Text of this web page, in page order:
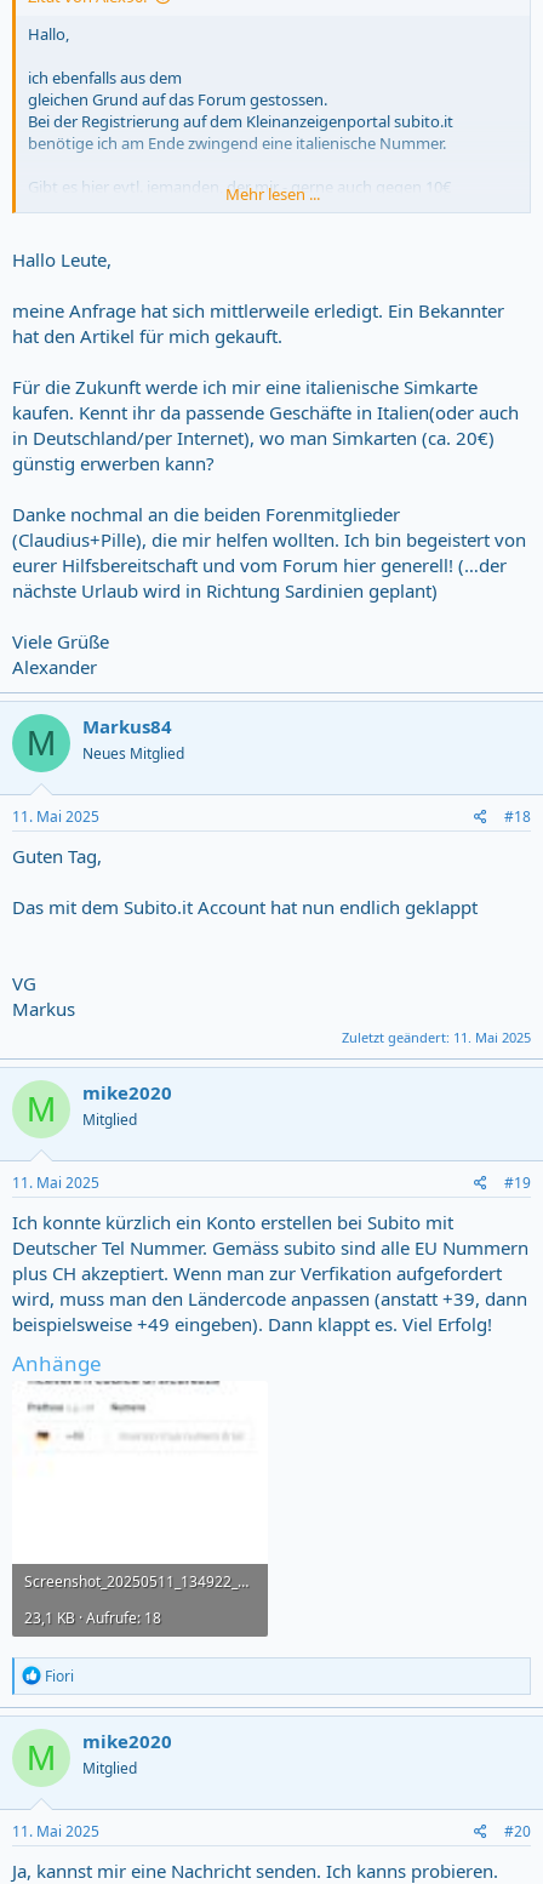
Hallo,
ich ebenfalls aus dem
gleichen Grund auf das Forum gestossen.
Bei der Registrierung auf dem Kleinanzeigenportal subito.it
benötige ich am Ende zwingend eine italienische Nummer.
Gibt es hier evtl. jemanden, der mir - gerne auch gegen 10€
Dem Händler müsste nur per Nachricht meine Emailadresse mit der
Info, dass ich Interesse hätte (mich aber nicht anmelden kann, da in
Ich bin ein bisschen verzweifelt, da es seitens subito.it bisher keine
Artikel (Warenwert 50€) nicht lohnen würde.
Ich hoffe, dass mir hier jemand helfen kann.
Viele Grüße und schon einmal vielen herzlichen Dank.
Mehr lesen ...
Hallo Leute,
meine Anfrage hat sich mittlerweile erledigt. Ein Bekannter
hat den Artikel für mich gekauft.
Für die Zukunft werde ich mir eine italienische Simkarte
kaufen. Kennt ihr da passende Geschäfte in Italien(oder auch
in Deutschland/per Internet), wo man Simkarten (ca. 20€)
günstig erwerben kann?
Danke nochmal an die beiden Forenmitglieder
(Claudius+Pille), die mir helfen wollten. Ich bin begeistert von
eurer Hilfsbereitschaft und vom Forum hier generell! (…der
nächste Urlaub wird in Richtung Sardinien geplant)
Viele Grüße
Alexander
M Markus84
Neues Mitglied
11. Mai 2025 #18
Guten Tag,
Das mit dem Subito.it Account hat nun endlich geklappt
VG
Markus
Zuletzt geändert: 11. Mai 2025
M mike2020
Mitglied
11. Mai 2025 #19
Ich konnte kürzlich ein Konto erstellen bei Subito mit
Deutscher Tel Nummer. Gemäss subito sind alle EU Nummern
plus CH akzeptiert. Wenn man zur Verfikation aufgefordert
wird, muss man den Ländercode anpassen (anstatt +39, dann
beispielsweise +49 eingeben). Dann klappt es. Viel Erfolg!
Anhänge
Screenshot_20250511_134922_Chrome.jpg
23,1 KB · Aufrufe: 18
R
e
a
c
t
i
o
n
s
:
Fiori
M mike2020
Mitglied
11. Mai 2025 #20
Ja, kannst mir eine Nachricht senden. Ich kanns probieren.